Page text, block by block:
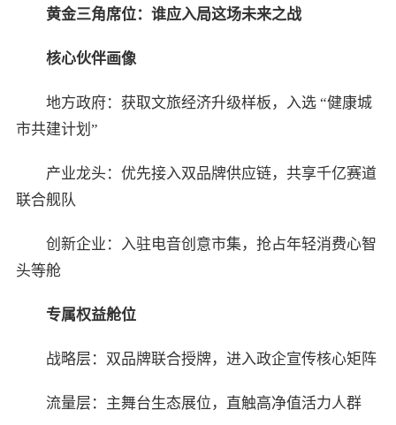
黄金三角席位：谁应入局这场未来之战
核心伙伴画像
地方政府：获取文旅经济升级样板，入选 “健康城
市共建计划”
产业龙头：优先接入双品牌供应链，共享千亿赛道
联合舰队
创新企业：入驻电音创意市集，抢占年轻消费心智
头等舱
专属权益舱位
战略层：双品牌联合授牌，进入政企宣传核心矩阵
流量层：主舞台生态展位，直触高净值活力人群